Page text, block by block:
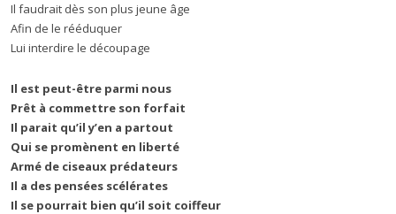
Il faudrait dès son plus jeune âge
Afin de le rééduquer
Lui interdire le découpage
Il est peut-être parmi nous
Prêt à commettre son forfait
Il parait qu’il y’en a partout
Qui se promènent en liberté
Armé de ciseaux prédateurs
Il a des pensées scélérates
Il se pourrait bien qu’il soit coiffeur